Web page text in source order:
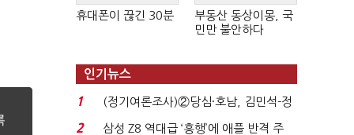
휴대폰이 끊긴 30분
부동산 동상이몽, 국
민만 불안하다
인기뉴스
1
(정기여론조사)②당심·호남, 김민석-정
청래 '초접전'...
2
삼성 Z8 역대급 ‘흥행’에 애플 반격 주